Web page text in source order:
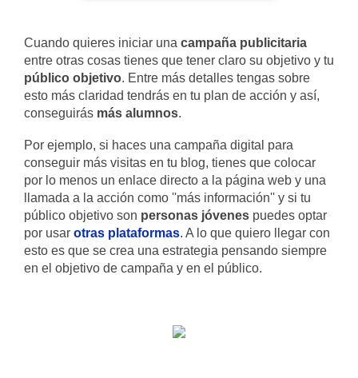
Cuando quieres iniciar una campaña publicitaria
entre otras cosas tienes que tener claro su objetivo y tu
público objetivo. Entre más detalles tengas sobre
esto más claridad tendrás en tu plan de acción y así,
conseguirás más alumnos.
Por ejemplo, si haces una campaña digital para
conseguir más visitas en tu blog, tienes que colocar
por lo menos un enlace directo a la página web y una
llamada a la acción como ''más información'' y si tu
público objetivo son personas jóvenes puedes optar
por usar otras plataformas. A lo que quiero llegar con
esto es que se crea una estrategia pensando siempre
en el objetivo de campaña y en el público.